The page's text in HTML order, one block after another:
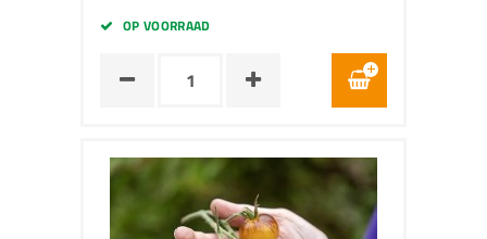
OP VOORRAAD